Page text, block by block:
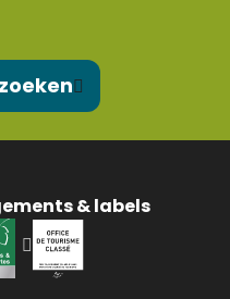
& labels